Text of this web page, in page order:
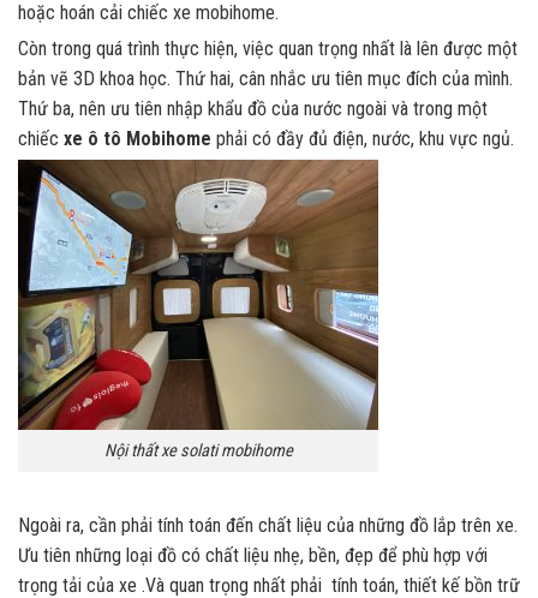
hoặc hoán cải chiếc xe mobihome.
Còn trong quá trình thực hiện, việc quan trọng nhất là lên được một
bản vẽ 3D khoa học. Thứ hai, cân nhắc ưu tiên mục đích của mình.
Thứ ba, nên ưu tiên nhập khẩu đồ của nước ngoài và trong một
chiếc xe ô tô Mobihome phải có đầy đủ điện, nước, khu vực ngủ.
Nội thất xe solati mobihome
Ngoài ra, cần phải tính toán đến chất liệu của những đồ lắp trên xe.
Ưu tiên những loại đồ có chất liệu nhẹ, bền, đẹp để phù hợp với
trọng tải của xe .Và quan trọng nhất phải tính toán, thiết kế bồn trữ